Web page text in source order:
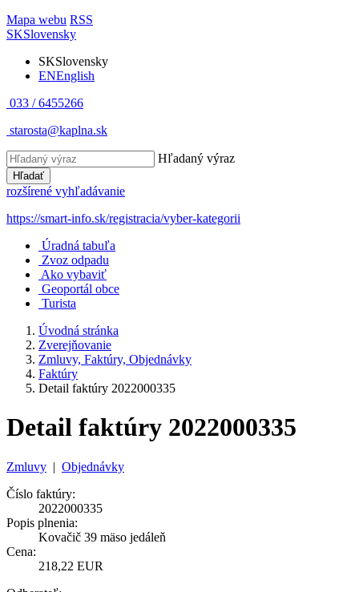
Mapa webu RSS
SKSlovensky
SKSlovensky
ENEnglish
033 / 6455266
starosta@kaplna.sk
Hľadaný výraz
Hľadať
rozšírené vyhľadávanie
https://smart-info.sk/registracia/vyber-kategorii
Úradná tabuľa
Zvoz odpadu
Ako vybaviť
Geoportál obce
Turista
Úvodná stránka
Zverejňovanie
Zmluvy, Faktúry, Objednávky
Faktúry
Detail faktúry 2022000335
Detail faktúry 2022000335
Zmluvy | Objednávky
Číslo faktúry:
2022000335
Popis plnenia:
Kovačič 39 mäso jedáleň
Cena:
218,22 EUR